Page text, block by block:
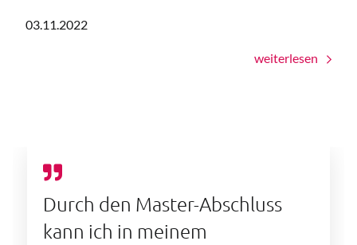
03.11.2022
weiterlesen
Durch den Master-Abschluss
kann ich in meinem